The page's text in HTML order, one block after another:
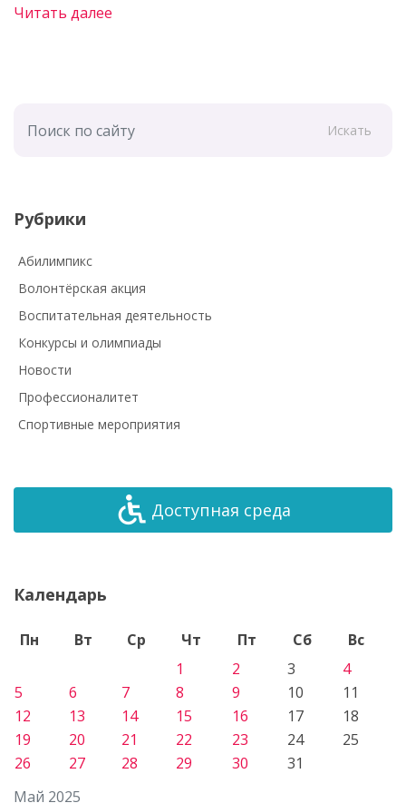
Читать далее
Искать
Рубрики
Абилимпикс
Волонтёрская акция
Воспитательная деятельность
Конкурсы и олимпиады
Новости
Профессионалитет
Спортивные мероприятия
Доступная среда
Календарь
Май 2025
Пн Вт Ср Чт Пт Сб
Вс
1
2 3
4
5
6 7 8 9 10
11
12
13 14 15 16 17
18
19
20 21 22 23 24
25
26
27 28 29 30 31